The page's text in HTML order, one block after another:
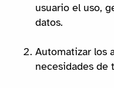
usuario el uso,
datos.
Automatizar los
necesidades de